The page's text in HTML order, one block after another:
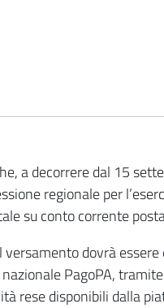
a decorrere dal 15
regionale per
su conto corrente
versamento dovrà
PagoPA,
rese disponibili dalla